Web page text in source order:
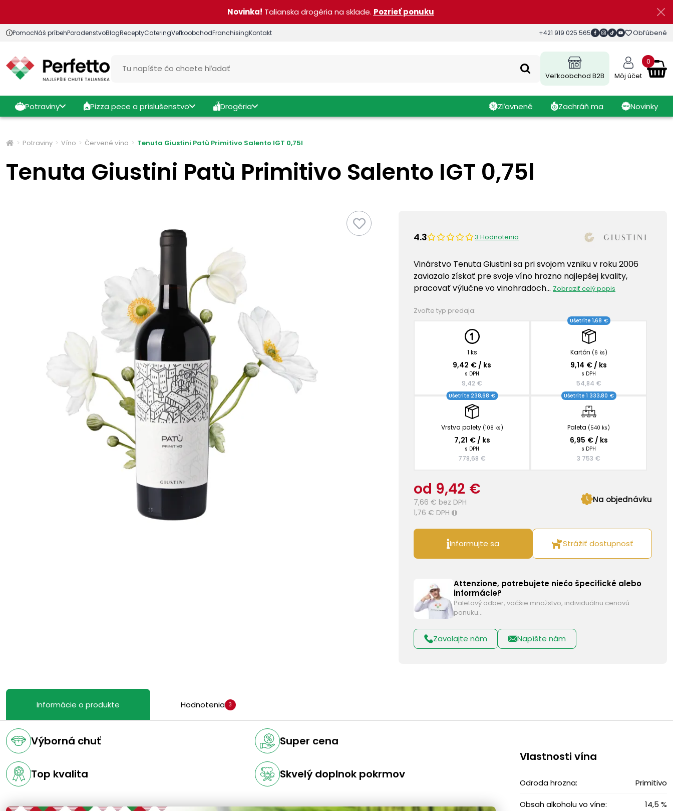
Novinka! Talianska drogéria na sklade. Pozrieť ponuku
PomocNáš príbehPoradenstvoBlogReceptyCateringVeľkoobchodFranchisingKontakt +421 919 025 565 Obľúbené
Veľkoobchod B2B Môj účet
0
Potraviny Pizza pece a príslušenstvo Drogéria Zľavnené Zachráň ma Novinky
Potraviny Víno Červené víno Tenuta Giustini Patù Primitivo Salento IGT 0,75l
Tenuta Giustini Patù Primitivo Salento IGT 0,75l
4.3 3 Hodnotenia
Vinárstvo Tenuta Giustini sa pri svojom vzniku v roku 2006
zaviazalo získať pre svoje víno hrozno najlepšej kvality,
pracovať výlučne vo vinohradoch… Zobraziť celý popis
Zvoľte typ predaja:
1 ks
9,42 € / ks
s DPH
9,42 €
Kartón (6 ks)
Ušetríte 1,68 €
9,14 € / ks
s DPH
54,84 €
Vrstva palety (108 ks)
Ušetríte 238,68 €
7,21 € / ks
s DPH
778,68 €
Paleta (540 ks)
Ušetríte 1 333,80 €
6,95 € / ks
s DPH
3 753 €
od 9,42 €
7,66 € bez DPH
1,76 € DPH i
Na objednávku
Informujte sa Strážiť dostupnosť
Attenzione, potrebujete niečo špecifické alebo
informácie?
Paletový odber, väčšie množstvo, individuálnu cenovú
ponuku…
Zavolajte nám Napíšte nám
Informácie o produkte Hodnotenia 3
Výborná chuť Super cena
Top kvalita Skvelý doplnok pokrmov
Vlastnosti vína
Odroda hrozna: Primitivo
Obsah alkoholu vo víne: 14,5 %